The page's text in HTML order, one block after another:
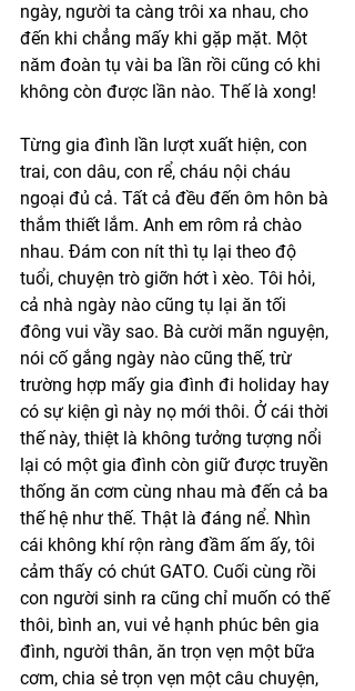
ngày, người ta càng trôi xa nhau, cho
đến khi chẳng mấy khi gặp mặt. Một
năm đoàn tụ vài ba lần rồi cũng có khi
không còn được lần nào. Thế là xong!
Từng gia đình lần lượt xuất hiện, con
trai, con dâu, con rể, cháu nội cháu
ngoại đủ cả. Tất cả đều đến ôm hôn bà
thắm thiết lắm. Anh em rôm rả chào
nhau. Đám con nít thì tụ lại theo độ
tuổi, chuyện trò giỡn hớt ì xèo. Tôi hỏi,
cả nhà ngày nào cũng tụ lại ăn tối
đông vui vầy sao. Bà cười mãn nguyện,
nói cố gắng ngày nào cũng thế, trừ
trường hợp mấy gia đình đi holiday hay
có sự kiện gì này nọ mới thôi. Ở cái thời
thế này, thiệt là không tưởng tượng nổi
lại có một gia đình còn giữ được truyền
thống ăn cơm cùng nhau mà đến cả ba
thế hệ như thế. Thật là đáng nể. Nhìn
cái không khí rộn ràng đầm ấm ấy, tôi
cảm thấy có chút GATO. Cuối cùng rồi
con người sinh ra cũng chỉ muốn có thế
thôi, bình an, vui vẻ hạnh phúc bên gia
đình, người thân, ăn trọn vẹn một bữa
cơm, chia sẻ trọn vẹn một câu chuyện,